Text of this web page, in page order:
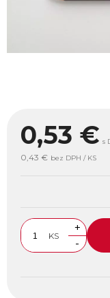
0,53 € s
0,43 € bez DPH / KS
KS
+
-